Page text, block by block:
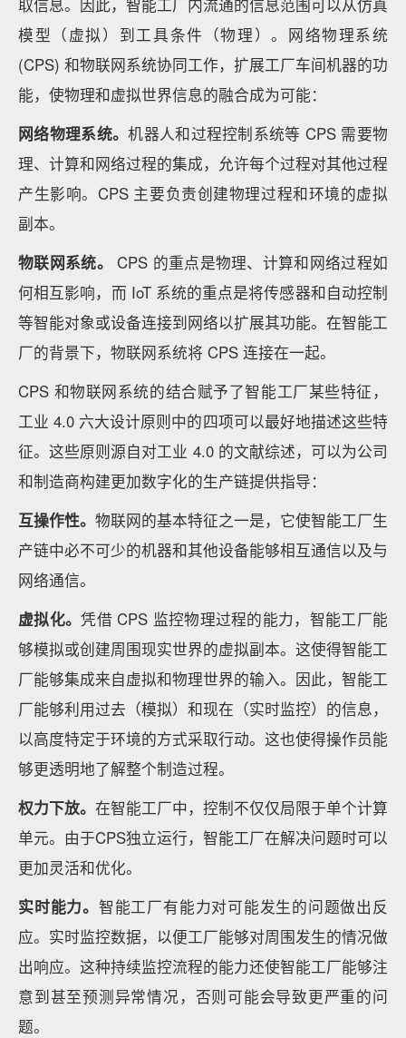
取信息。因此，智能工厂内流通的信息范围可以从仿真
模型（虚拟）到工具条件（物理）。网络物理系统
(CPS) 和物联网系统协同工作，扩展工厂车间机器的功
能，使物理和虚拟世界信息的融合成为可能：
网络物理系统。机器人和过程控制系统等 CPS 需要物
理、计算和网络过程的集成，允许每个过程对其他过程
产生影响。CPS 主要负责创建物理过程和环境的虚拟
副本。
物联网系统。
CPS 的重点是物理、计算和网络过程如
何相互影响，而 IoT 系统的重点是将传感器和自动控制
等智能对象或设备连接到网络以扩展其功能。在智能工
厂的背景下，物联网系统将 CPS 连接在一起。
CPS 和物联网系统的结合赋予了智能工厂某些特征，
工业 4.0 六大设计原则中的四项可以最好地描述这些特
征。这些原则源自对工业 4.0 的文献综述，可以为公司
和制造商构建更加数字化的生产链提供指导：
互操作性。 物联网的基本特征之一是，它使智能工厂生
产链中必不可少的机器和其他设备能够相互通信以及与
网络通信。
虚拟化。凭借 CPS 监控物理过程的能力，智能工厂能
够模拟或创建周围现实世界的虚拟副本。这使得智能工
厂能够集成来自虚拟和物理世界的输入。因此，智能工
厂能够利用过去（模拟）和现在（实时监控）的信息，
以高度特定于环境的方式采取行动。这也使得操作员能
够更透明地了解整个制造过程。
权力下放。 在智能工厂中，控制不仅仅局限于单个计算
单元。由于CPS独立运行，智能工厂在解决问题时可以
更加灵活和优化。
实时能力。 智能工厂有能力对可能发生的问题做出反
应。实时监控数据，以便工厂能够对周围发生的情况做
出响应。这种持续监控流程的能力还使智能工厂能够注
意到甚至预测异常情况，否则可能会导致更严重的问
题。